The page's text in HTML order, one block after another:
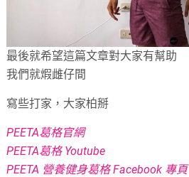
最後就希望這篇文章對大家有幫助
我們就煆雌仔間
寫些打家，大家柏掰
PEETA葛格官網
PEETA葛格 Youtube
PEETA 營養健身葛格 Facebook 專頁